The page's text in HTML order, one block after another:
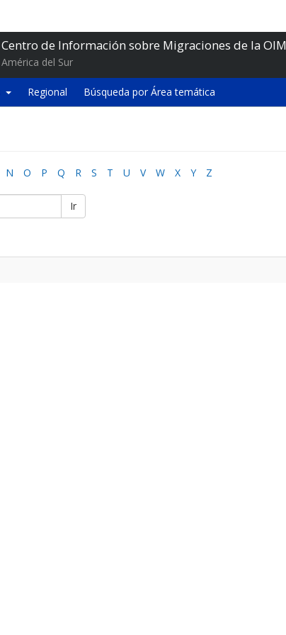
Centro de Información sobre Migraciones de la OIM
América del Sur
Regional Búsqueda por Área temática
N O P Q R S T U V W X Y Z
Ir